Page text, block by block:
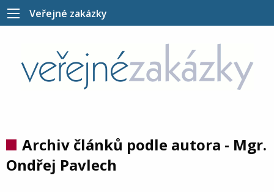
Veřejné zakázky
Archiv článků podle autora - Mgr.
Ondřej Pavlech